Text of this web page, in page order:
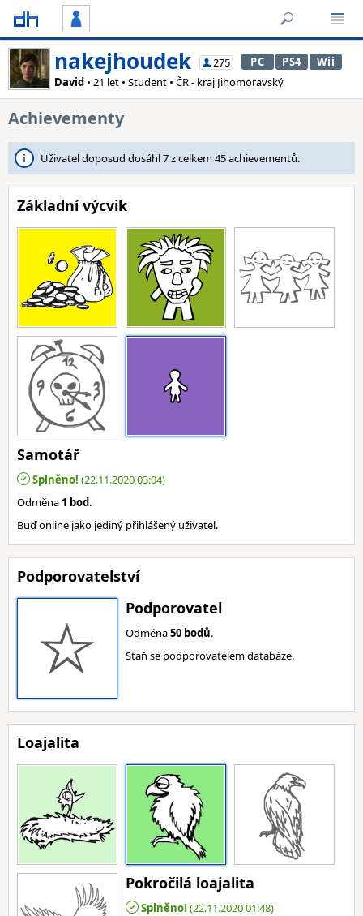
nakejhoudek 275 PC PS4
Wii
David • 21 let • Student • ČR - kraj Jihomoravský
Achievementy
Uživatel doposud dosáhl 7 z celkem 45 achievementů.
Základní výcvik
Samotář
Splněno! (22.11.2020 03:04)
Odměna 1 bod.
Buď online jako jediný přihlášený uživatel.
Podporovatelství
Podporovatel
Odměna50 bodů.
Staň se podporovatelem databáze.
Loajalita
Pokročilá loajalita
Splněno! (22.11.2020 01:48)